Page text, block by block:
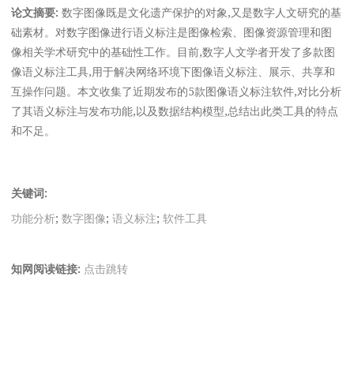
论文摘要: 数字图像既是文化遗产保护的对象,又是数字人文研究的基
础素材。对数字图像进行语义标注是图像检索、图像资源管理和图
像相关学术研究中的基础性工作。目前,数字人文学者开发了多款图
像语义标注工具,用于解决网络环境下图像语义标注、展示、共享和
互操作问题。本文收集了近期发布的5款图像语义标注软件,对比分析
了其语义标注与发布功能,以及数据结构模型,总结出此类工具的特点
和不足。
关键词:
功能分析;数字图像;语义标注;软件工具
知网阅读链接: 点击跳转